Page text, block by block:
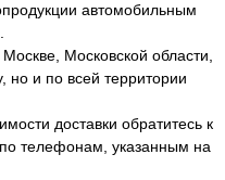
автомобильным
Московской области,
но и по всей территории
доставки обратитесь к
телефонам, указанным на